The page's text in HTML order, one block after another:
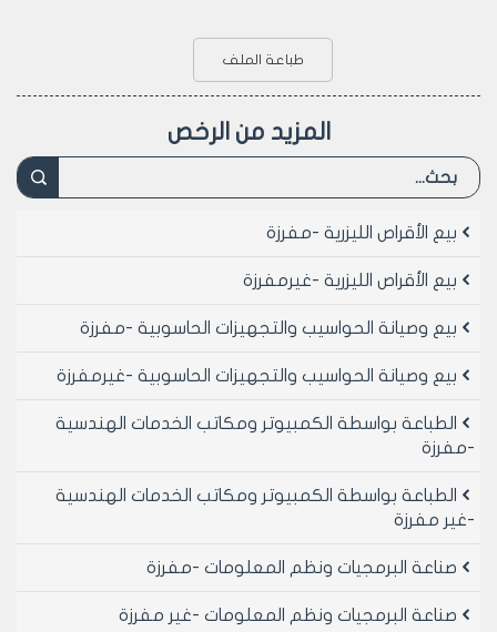
طباعة الملف
المزيد من الرخص
بيع الأقراص الليزرية -مفرزة
بيع الأقراص الليزرية -غيرمفرزة
بيع وصيانة الحواسيب والتجهيزات الحاسوبية -مفرزة
بيع وصيانة الحواسيب والتجهيزات الحاسوبية -غيرمفرزة
الطباعة بواسطة الكمبيوتر ومكاتب الخدمات الهندسية
-مفرزة
الطباعة بواسطة الكمبيوتر ومكاتب الخدمات الهندسية
-غير مفرزة
صناعة البرمجيات ونظم المعلومات -مفرزة
صناعة البرمجيات ونظم المعلومات -غير مفرزة